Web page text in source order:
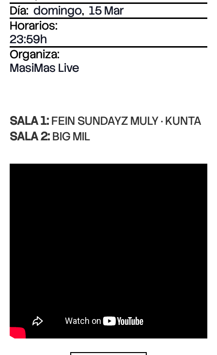
Día: domingo, 15 Mar
Horarios:
23:59
Organiza:
MasiMas Live
SALA 1:FEIN SUNDAYZ MULY · KUNTA
SALA 2:BIG MIL